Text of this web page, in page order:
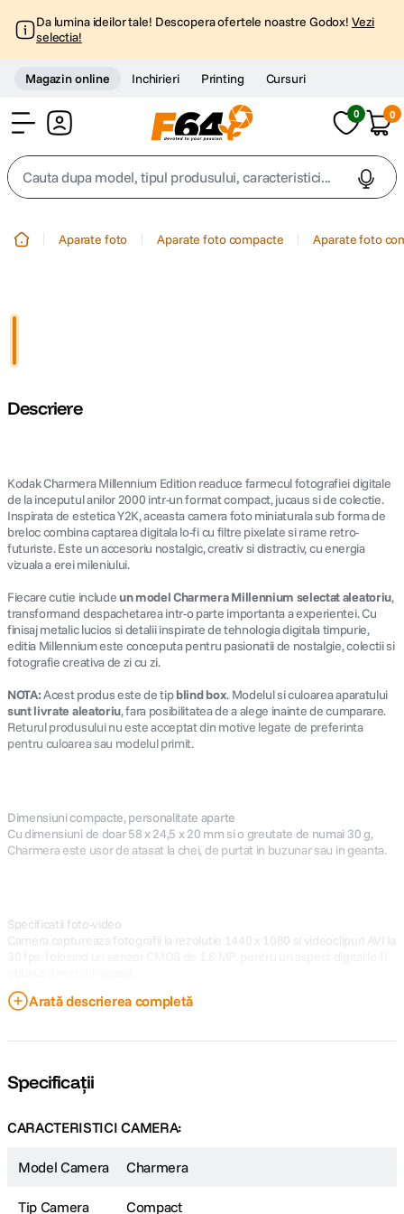
Da lumina ideilor tale! Descopera ofertele noastre Godox! Vezi
selectia!
Magazin online Inchirieri Printing Cursuri
0 0
Cauta dupa model, tipul produsului, caracteristici...
6. canon sx740 hs
7. card memorie
sony fx
9. dji mic mini
10. dji osmo pocket 4
Aparate foto Aparate foto compacte Aparate foto
Descriere
Kodak Charmera Millennium Edition readuce farmecul fotografiei digitale
de la inceputul anilor 2000 intr-un format compact, jucaus si de colectie.
Inspirata de estetica Y2K, aceasta camera foto miniaturala sub forma de
breloc combina captarea digitala lo-fi cu filtre pixelate si rame retro-
futuriste. Este un accesoriu nostalgic, creativ si distractiv, cu energia
vizuala a erei mileniului.
Fiecare cutie includeun model Charmera Millennium selectat aleatoriu,
transformand despachetarea intr-o parte importanta a experientei. Cu
finisaj metalic lucios si detalii inspirate de tehnologia digitala timpurie,
editia Millennium este conceputa pentru pasionatii de nostalgie, colectii si
fotografie creativa de zi cu zi.
NOTA:Acest produs este de tipblind box. Modelul si culoarea aparatului
sunt livrate aleatoriu, fara posibilitatea de a alege inainte de cumparare.
Returul produsului nu este acceptat din motive legate de preferinta
pentru culoarea sau modelul primit.
Dimensiuni compacte, personalitate aparte
Cu dimensiuni de doar 58 x 24,5 x 20 mm si o greutate de numai 30 g,
Charmera este usor de atasat la chei, de purtat in buzunar sau in geanta.
Specificatii foto-video
Camera captureaza fotografii la rezolutie 1440 x 1080 si videoclipuri AVI la
Arată descrierea completă
Specificații
CARACTERISTICI CAMERA:
Model Camera Charmera
Tip Camera Compact